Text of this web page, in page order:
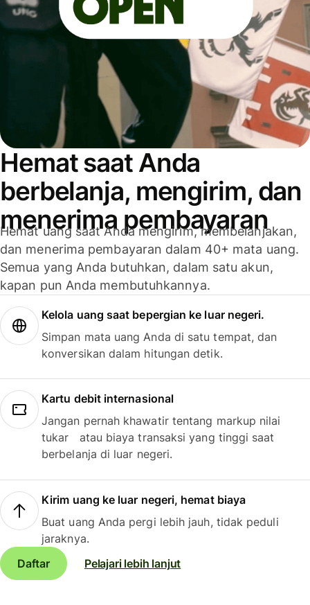
Hemat saat Anda
berbelanja, mengirim, dan
menerima pembayaran
Hemat uang saat Anda mengirim, membelanjakan,
dan menerima pembayaran dalam 40+ mata uang.
Semua yang Anda butuhkan, dalam satu akun,
kapan pun Anda membutuhkannya.
Kelola uang saat bepergian ke luar negeri.
Simpan mata uang Anda di satu tempat, dan
konversikan dalam hitungan detik.
Kartu debit internasional
Jangan pernah khawatir tentang markup nilai
tukar atau biaya transaksi yang tinggi saat
berbelanja di luar negeri.
Kirim uang ke luar negeri, hemat biaya
Buat uang Anda pergi lebih jauh, tidak peduli
jaraknya.
Daftar
Pelajari lebih lanjut